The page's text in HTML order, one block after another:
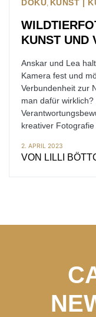
DOKU KUNST |
KUNST UND
Anskar und Lea
Kamera fest und
Verbundenheit zur
man dafür
kreativer
2. APRIL 2023
VON LILLI